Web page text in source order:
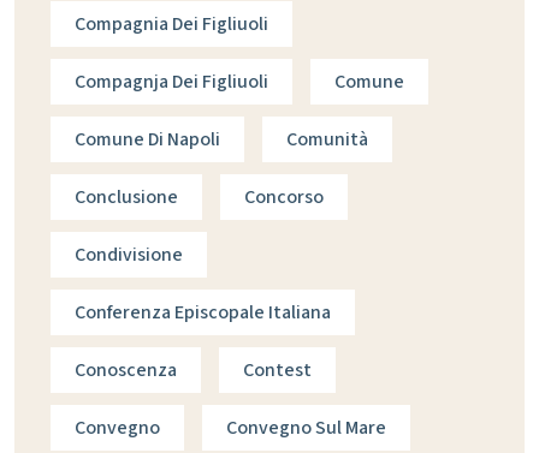
Compagnia Dei Figliuoli
Compagnja Dei Figliuoli Comune
Comune Di Napoli Comunità
Conclusione Concorso
Condivisione
Conferenza Episcopale Italiana
Conoscenza Contest
Convegno Convegno Sul Mare